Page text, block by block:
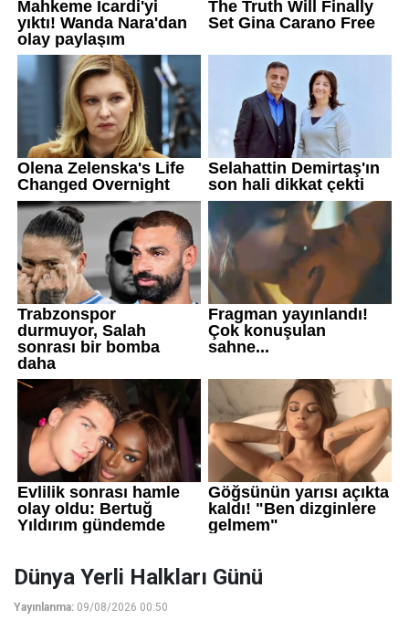
Dünya Yerli Halkları Günü
Yayınlanma: 09/08/2026 00:50